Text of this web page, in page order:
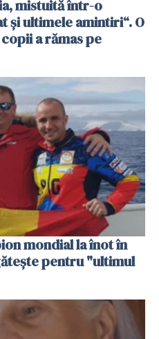
mistuită într-o
și ultimele amintiri“. O
a rămas pe
mondial la înot în
pentru "ultimul